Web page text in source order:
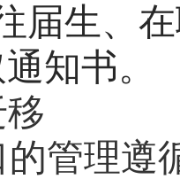
届生、
知书。
管理遵